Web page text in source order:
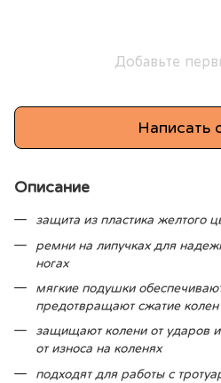
Добавьте
Написать
Описание
защита из пластика желтого
ремни на липучках для
ногах
мягкие подушки
предотвращают сжатие колен
защищают колени от ударов
от износа на коленях
подходят для работы с